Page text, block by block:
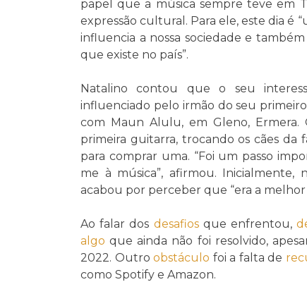
papel que a música sempre teve em
expressão cultural. Para ele, este dia é
influencia a nossa sociedade e
que existe no país”.
Natalino contou que o seu
influenciado pelo irmão do seu
com Maun Alulu, em Gleno, Ermera.
primeira guitarra, trocando os cães
para comprar uma. “Foi um passo
me à música”, afirmou. Inicialmente,
acabou por perceber que “era a
Ao falar dos desafiosque enfrentou,
algo que ainda não foi resolvido,
2022. Outro obstáculo foi a falta de
como Spotify e Amazon.